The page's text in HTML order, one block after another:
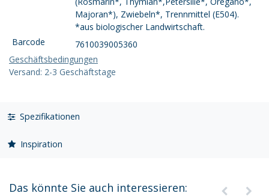
Majoran*), Zwiebeln*, Trennmittel (E504).
*aus biologischer Landwirtschaft.
Barcode
7610039005360
Geschäftsbedingungen
Versand: 2-3 Geschäftstage
Spezifikationen
Inspiration
Das könnte Sie auch interessieren: